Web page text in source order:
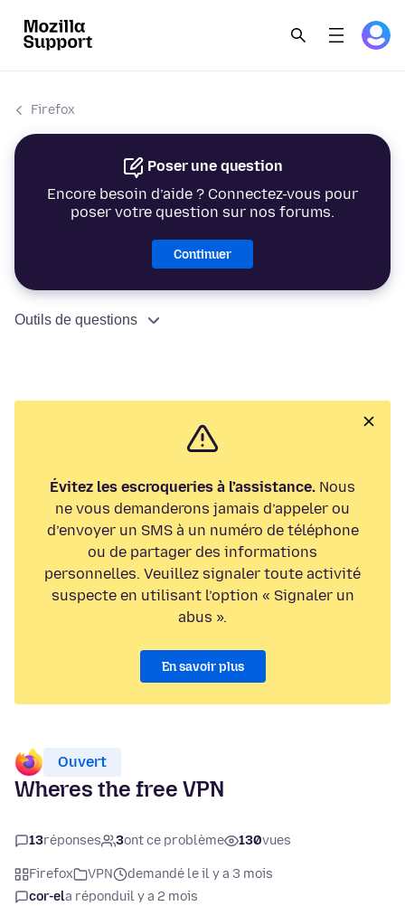
Firefox
Poser une question
Encore besoin d’aide ? Connectez-vous pour
poser votre question sur nos forums.
Continuer
Outils de questions
Évitez les escroqueries à l’assistance. Nous
ne vous demanderons jamais d’appeler ou
d’envoyer un SMS à un numéro de téléphone
ou de partager des informations
personnelles. Veuillez signaler toute activité
suspecte en utilisant l’option « Signaler un
abus ».
En savoir plus
Ouvert
Wheres the free VPN
13réponses 3ont ce problème 130vues
Firefox VPN
demandé le il y a 3 mois
cor-ela réponduil y a 2 mois